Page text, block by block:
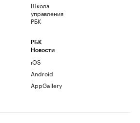
Школа
управления
РБК
РБК
Новости
iOS
Android
AppGallery